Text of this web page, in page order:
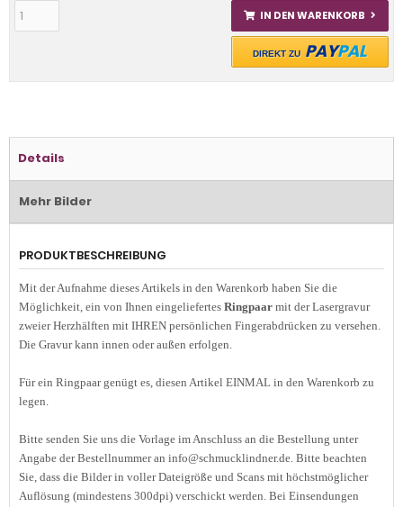
IN DEN WARENKORB
DIREKT ZU PAYPAL
Details
Mehr Bilder
PRODUKTBESCHREIBUNG
Mit der Aufnahme dieses Artikels in den Warenkorb haben Sie die
Möglichkeit, ein von Ihnen eingeliefertes Ringpaar mit der Lasergravur
zweier Herzhälften mit IHREN persönlichen Fingerabdrücken zu versehen.
Die Gravur kann innen oder außen erfolgen.
Für ein Ringpaar genügt es, diesen Artikel EINMAL in den Warenkorb zu
legen.
Bitte senden Sie uns die Vorlage im Anschluss an die Bestellung unter
Angabe der Bestellnummer an info@schmucklindner.de. Bitte beachten
Sie, dass die Bilder in voller Dateigröße und Scans mit höchstmöglicher
Auflösung (mindestens 300dpi) verschickt werden. Bei Einsendungen